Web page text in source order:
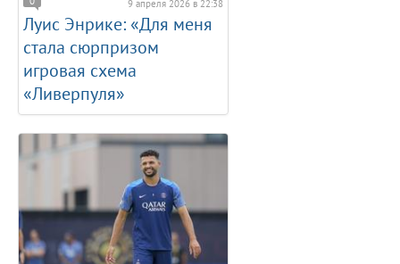
9 апреля 2026 в 22:38
Луис Энрике: «Для меня
стала сюрпризом
игровая схема
«Ливерпуля»